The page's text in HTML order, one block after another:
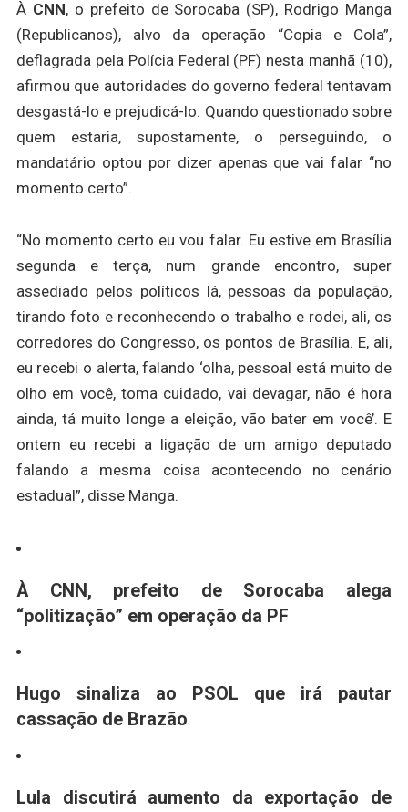
À CNN, o prefeito de Sorocaba (SP), Rodrigo Manga
(Republicanos), alvo da operação “Copia e Cola”,
deflagrada pela Polícia Federal (PF) nesta manhã (10),
afirmou que autoridades do governo federal tentavam
desgastá-lo e prejudicá-lo. Quando questionado sobre
quem estaria, supostamente, o perseguindo, o
mandatário optou por dizer apenas que vai falar “no
momento certo”.
“No momento certo eu vou falar. Eu estive em Brasília
segunda e terça, num grande encontro, super
assediado pelos políticos lá, pessoas da população,
tirando foto e reconhecendo o trabalho e rodei, ali, os
corredores do Congresso, os pontos de Brasília. E, ali,
eu recebi o alerta, falando ‘olha, pessoal está muito de
olho em você, toma cuidado, vai devagar, não é hora
ainda, tá muito longe a eleição, vão bater em você’. E
ontem eu recebi a ligação de um amigo deputado
falando a mesma coisa acontecendo no cenário
estadual”, disse Manga.
À CNN, prefeito de Sorocaba alega
“politização” em operação da PF
Hugo sinaliza ao PSOL que irá pautar
cassação de Brazão
Lula discutirá aumento da exportação de